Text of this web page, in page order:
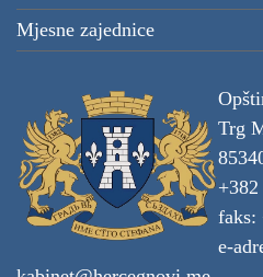
Mjesne zajednice
Trg
faks:
e-